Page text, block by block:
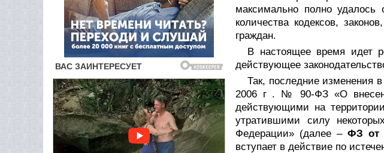
максимально полно
количества кодексов,
граждан.
В настоящее время идет
действующее
Так, последние изменения
2006 г . № 90-ФЗ «О
действующими на
утратившими силу
Федерации» (далее – ФЗ от
вступает в действие по